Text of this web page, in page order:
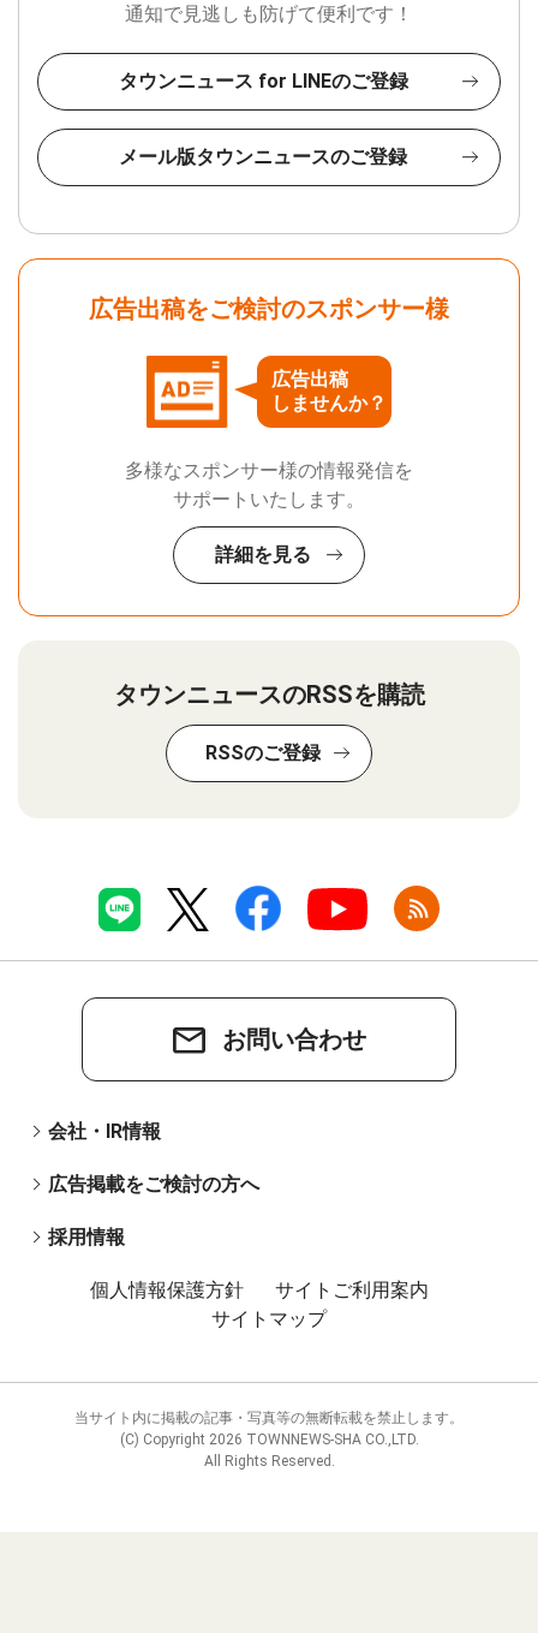
通知で見逃しも防げて便利です！
タウンニュース for LINEのご登録
メール版タウンニュースのご登録
広告出稿をご検討のスポンサー様
広告出稿
しませんか？
多様なスポンサー様の情報発信を
サポートいたします。
詳細を見る
タウンニュースのRSSを購読
RSSのご登録
お問い合わせ
会社・IR情報
広告掲載をご検討の方へ
採用情報
個人情報保護方針
サイトご利用案内
サイトマップ
当サイト内に掲載の記事・写真等の無断転載を禁止します。
(C) Copyright 2026 TOWNNEWS-SHA CO.,LTD.
All Rights Reserved.